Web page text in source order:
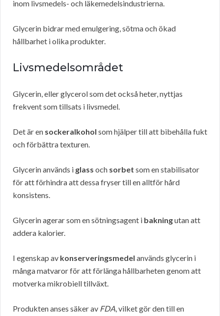
inom livsmedels- och läkemedelsindustrierna.
Glycerin bidrar med emulgering, sötma och ökad
hållbarhet i olika produkter.
Livsmedelsområdet
Glycerin, eller glycerol som det också heter, nyttjas
frekvent som tillsats i livsmedel.
Det är en sockeralkohol som hjälper till att bibehålla fukt
och förbättra texturen.
Glycerin används i glass och sorbet som en stabilisator
för att förhindra att dessa fryser till en alltför hård
konsistens.
Glycerin agerar som en sötningsagent i bakningutan att
addera kalorier.
I egenskap av konserveringsmedel används glycerin i
många matvaror för att förlänga hållbarheten genom att
motverka mikrobiell tillväxt.
Produkten anses säker av FDA, vilket gör den till en